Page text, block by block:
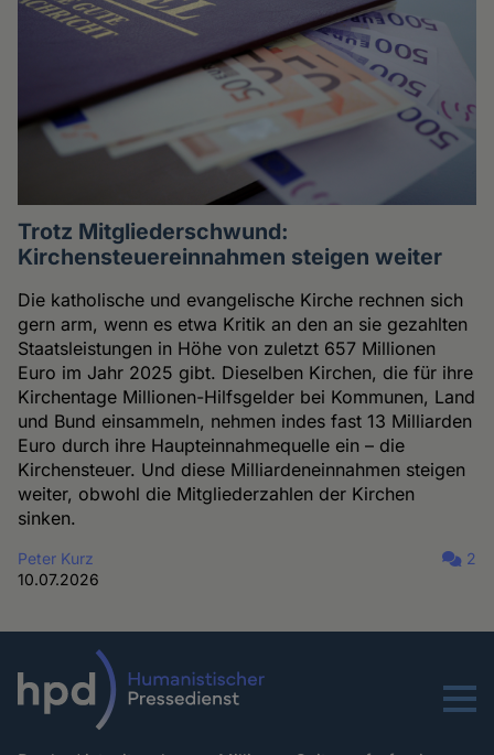
Trotz Mitgliederschwund:
Kirchensteuereinnahmen steigen weiter
Die katholische und evangelische Kirche rechnen sich
gern arm, wenn es etwa Kritik an den an sie gezahlten
Staatsleistungen in Höhe von zuletzt 657 Millionen
Euro im Jahr 2025 gibt. Dieselben Kirchen, die für ihre
Kirchentage Millionen-Hilfsgelder bei Kommunen, Land
und Bund einsammeln, nehmen indes fast 13 Milliarden
Euro durch ihre Haupteinnahmequelle ein – die
Kirchensteuer. Und diese Milliardeneinnahmen steigen
weiter, obwohl die Mitgliederzahlen der Kirchen
sinken.
Peter Kurz
10.07.2026
2
Menu